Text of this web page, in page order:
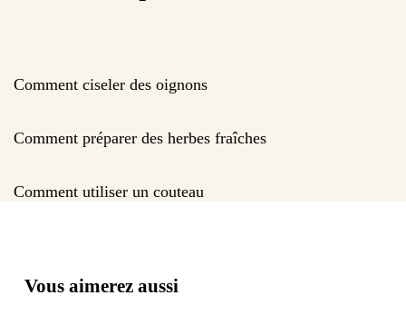
Comment ciseler des oignons
Comment préparer des herbes fraîches
Comment utiliser un couteau
Vous aimerez aussi